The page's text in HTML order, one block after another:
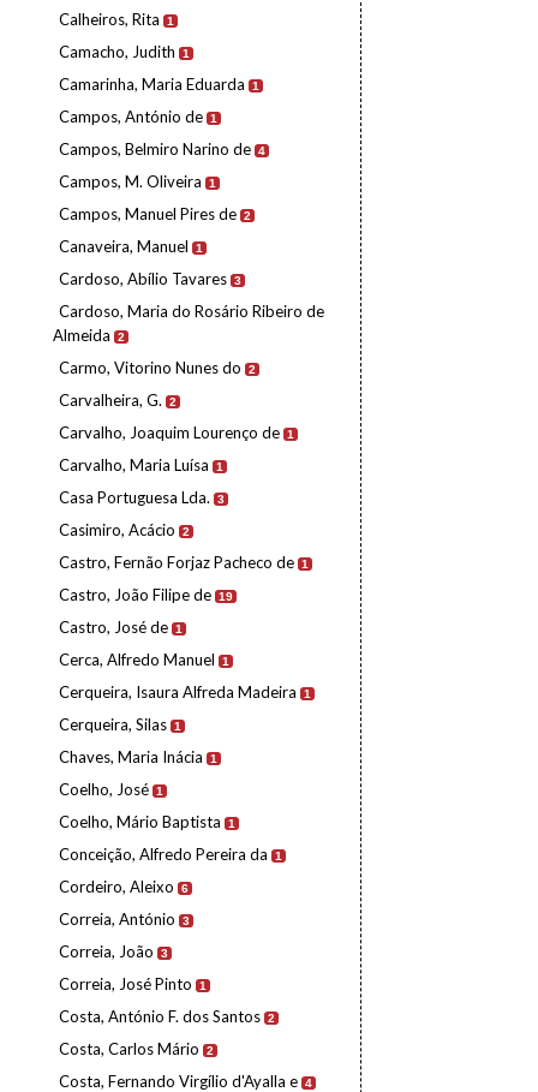
Calheiros, Rita 1
Camacho, Judith 1
Camarinha, Maria Eduarda 1
Campos, António de 1
Campos, Belmiro Narino de 4
Campos, M. Oliveira 1
Campos, Manuel Pires de 2
Canaveira, Manuel 1
Cardoso, Abílio Tavares 3
Cardoso, Maria do Rosário Ribeiro de
Almeida
2
Carmo, Vitorino Nunes do 2
Carvalheira, G. 2
Carvalho, Joaquim Lourenço de 1
Carvalho, Maria Luísa 1
Casa Portuguesa Lda. 3
Casimiro, Acácio 2
Castro, Fernão Forjaz Pacheco de 1
Castro, João Filipe de 19
Castro, José de 1
Cerca, Alfredo Manuel 1
Cerqueira, Isaura Alfreda Madeira 1
Cerqueira, Silas 1
Chaves, Maria Inácia 1
Coelho, José 1
Coelho, Mário Baptista 1
Conceição, Alfredo Pereira da 1
Cordeiro, Aleixo 6
Correia, António 3
Correia, João 3
Correia, José Pinto 1
Costa, António F. dos Santos 2
Costa, Carlos Mário 2
Costa, Fernando Virgílio d'Ayalla e 4